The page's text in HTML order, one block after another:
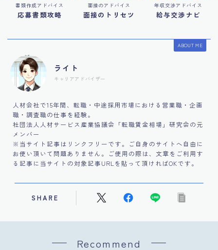
書類作成アドバイス
応募書類攻略
面接のアドバイス
面接のトリセツ
年収交渉アドバイス
給与交渉ナビ
ABOUT ME
ライト
キャリアアドバイザー
人材会社で15年間、転職・中途採用市場における営業職・企画
職・調査職の仕事を経験。
社団法人人材サービス産業協議会「転職賃金相場」研究会の元
メンバー
※当サイト記事はリンクフリーです。ご自身のサイトへ自由に
お使い頂いて問題ありません。ご使用の際は、文章をご利用す
る記事に当サイトの対象記事URLを貼って頂ければOKです。
SHARE
Recommend